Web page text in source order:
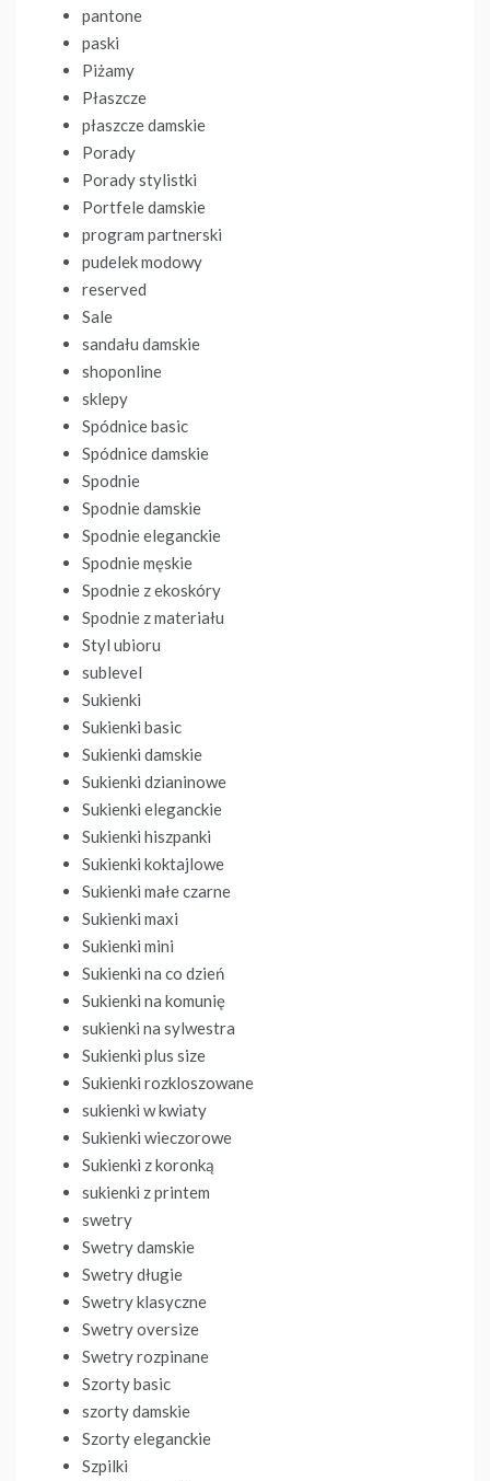
pantone
paski
Piżamy
Płaszcze
płaszcze damskie
Porady
Porady stylistki
Portfele damskie
program partnerski
pudelek modowy
reserved
Sale
sandału damskie
shoponline
sklepy
Spódnice basic
Spódnice damskie
Spodnie
Spodnie damskie
Spodnie eleganckie
Spodnie męskie
Spodnie z ekoskóry
Spodnie z materiału
Styl ubioru
sublevel
Sukienki
Sukienki basic
Sukienki damskie
Sukienki dzianinowe
Sukienki eleganckie
Sukienki hiszpanki
Sukienki koktajlowe
Sukienki małe czarne
Sukienki maxi
Sukienki mini
Sukienki na co dzień
Sukienki na komunię
sukienki na sylwestra
Sukienki plus size
Sukienki rozkloszowane
sukienki w kwiaty
Sukienki wieczorowe
Sukienki z koronką
sukienki z printem
swetry
Swetry damskie
Swetry długie
Swetry klasyczne
Swetry oversize
Swetry rozpinane
Szorty basic
szorty damskie
Szorty eleganckie
Szpilki